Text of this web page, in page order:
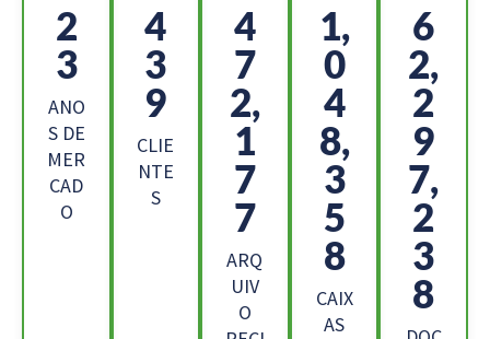
2
6
ANO
S DE
MER
CAD
O
4
9
1
CLIE
NTE
S
5
2
7,
8
1
3
ARQ
UIV
O
1,
1
7
1,
8
8
6
CAIX
AS
6
9,
6
3
7,
6
8
5